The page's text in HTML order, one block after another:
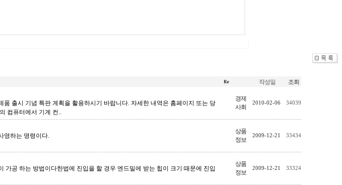
작성일 조회
출시 기념 특판 계획을 활용하시기 바랍니다. 자세한 내역은 홈페이지 또는 당
컴퓨터에서 기계 컨..
경제
사회
2010-02-06 34039
영하는 명령이다.
상품
정보
2009-12-21 33434
공 하는 방법이다한법에 진입을 할 경우 엔드밀에 받는 힙이 크기 때문에 진입
상품
정보
2009-12-21 33324